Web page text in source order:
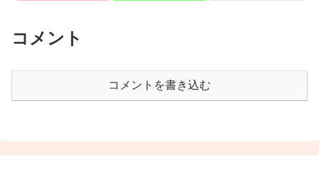
コメント
コメントを書き込む